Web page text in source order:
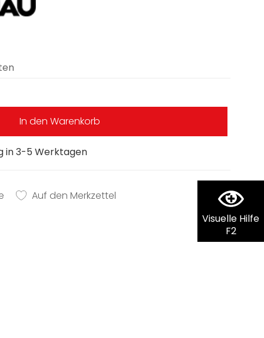
Visuelle Hilfe
F2
in 3-5 Werktagen
In den Warenkorb
Auf den Merkzettel